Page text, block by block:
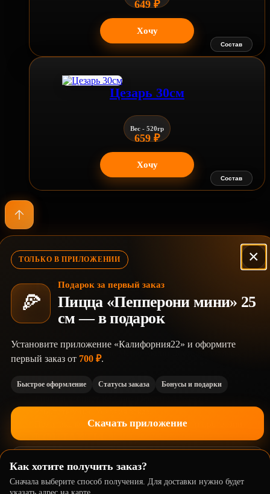
Состав
649₽
Хочу
Состав
Цезарь 30см
Вес - 520гр
659₽
Хочу
×
ТОЛЬКО В ПРИЛОЖЕНИИ
🍕
Подарок за первый заказ
Пицца «Пепперони мини» 25
см — в подарок
Установите приложение «Калифорния22» и оформите
первый заказ от 700 ₽.
Быстрое оформление Статусы заказа Бонусы и подарки
Скачать приложение
Не сейчас
Калифорния
Роллы • Пицца • ВОК • Кофе
Ваше удовольствие — наша забота
Скачать приложение
КЛИЕНТАМ
Политика конфиденциальности Возврат и претензии
+7 962 812-20-20 californiabiysk@yandex.ru
Мы ВКонтакте
Как хотите получить заказ?
Сначала выберите способ получения. Для доставки нужно будет